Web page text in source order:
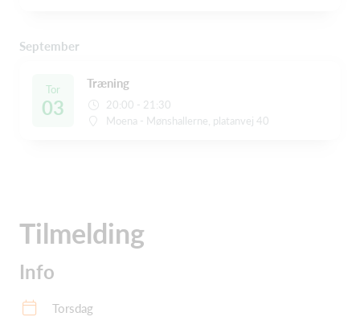
September
Tor
03
Træning
20:00 - 21:30
Moena - Mønshallerne, platanvej 40
Tilmelding
Info
Torsdag